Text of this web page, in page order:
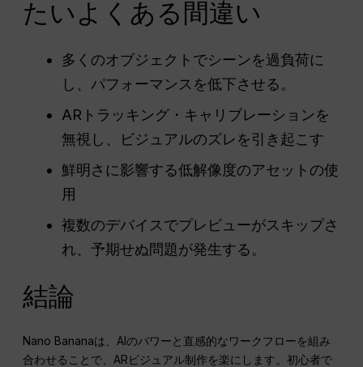
たいよくある間違い
多くのオブジェクトでシーンを過負荷に
し、パフォーマンスを低下させる。
ARトラッキング・キャリブレーションを
無視し、ビジュアルのズレを引き起こす
鮮明さに影響する低解像度のアセットの使
用
複数のデバイスでプレビューがスキップさ
れ、予期せぬ問題が発生する。
結論
Nano Bananaは、AIのパワーと直感的なワークフローを組み
合わせることで、ARビジュアル制作を楽にします。初心者で